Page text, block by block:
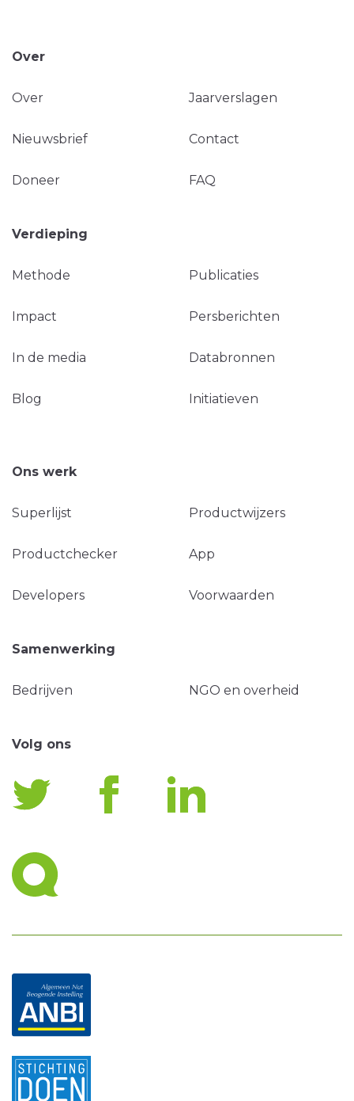
Over
Over Jaarverslagen
Nieuwsbrief Contact
Doneer FAQ
Verdieping
Methode Publicaties
Impact Persberichten
In de media Databronnen
Blog Initiatieven
Ons werk
Superlijst Productwijzers
Productchecker App
Developers Voorwaarden
Samenwerking
Bedrijven NGO en overheid
Volg ons